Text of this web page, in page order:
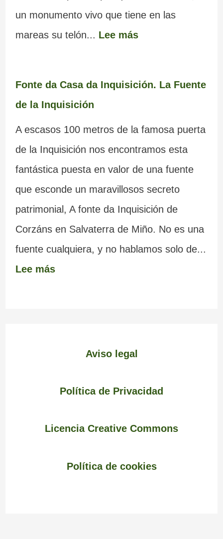
un monumento vivo que tiene en las
mareas su telón... Lee más
Fonte da Casa da Inquisición. La Fuente
de la Inquisición
A escasos 100 metros de la famosa puerta
de la Inquisición nos encontramos esta
fantástica puesta en valor de una fuente
que esconde un maravillosos secreto
patrimonial, A fonte da Inquisición de
Corzáns en Salvaterra de Miño. No es una
fuente cualquiera, y no hablamos solo de...
Lee más
Aviso legal
Política de Privacidad
Licencia Creative Commons
Política de cookies